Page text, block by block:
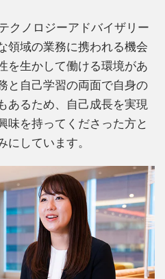
クノロジーアドバイザリー
領域の業務に携われる機会
を生かして働ける環境があ
と自己学習の両面で自身の
あるため、自己成長を実現
味を持ってくださった方と
しています。